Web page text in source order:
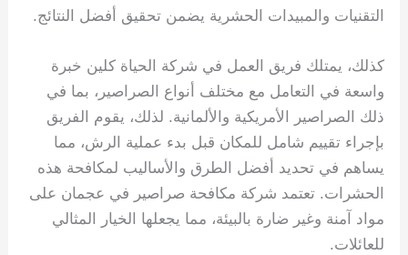
التقنيات والمبيدات الحشرية يضمن تحقيق أفضل النتائج.
كذلك، يمتلك فريق العمل في شركة الحياة كلين خبرة
واسعة في التعامل مع مختلف أنواع الصراصير، بما في
ذلك الصراصير الأمريكية والألمانية. لذلك، يقوم الفريق
بإجراء تقييم شامل للمكان قبل بدء عملية الرش، مما
يساهم في تحديد أفضل الطرق والأساليب لمكافحة هذه
الحشرات. تعتمد شركة مكافحة صراصير في عجمان على
مواد آمنة وغير ضارة بالبيئة، مما يجعلها الخيار المثالي
للعائلات.